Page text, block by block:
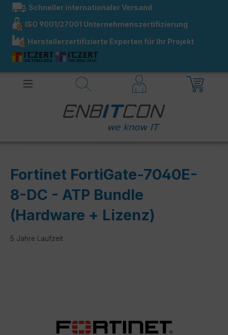
springen
Schneller internationaler Versand
ISO 9001/27001 Unternehmenszertifizierung
Herstellerzertifizierte Experten für Ihr Projekt
Fortinet FortiGate-7040E-
8-DC - ATP Bundle
(Hardware + Lizenz)
5 Jahre Laufzeit